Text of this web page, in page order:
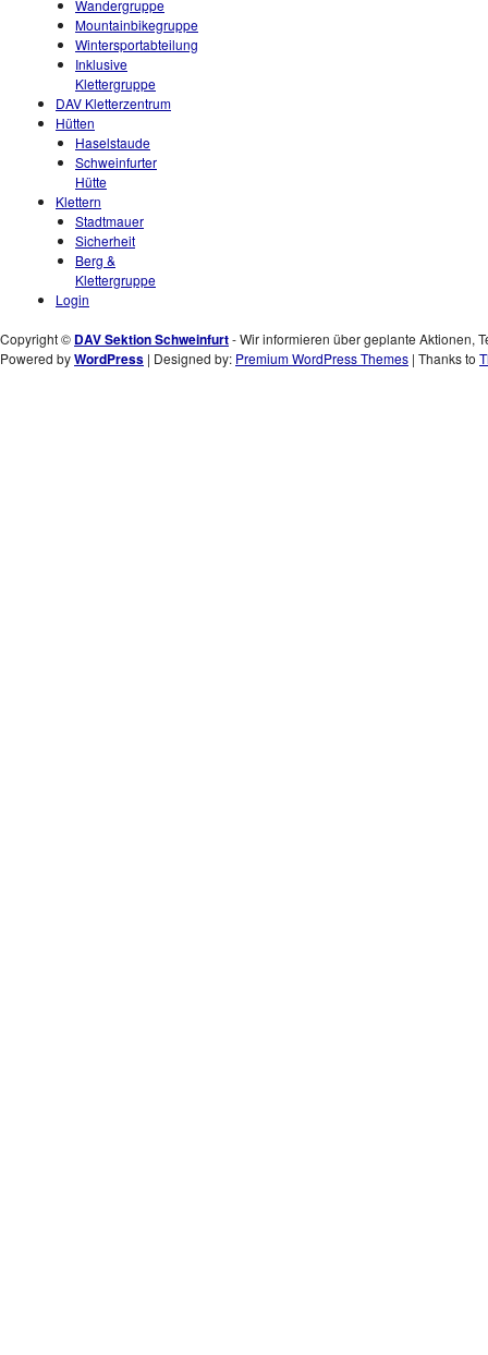
Wandergruppe
Mountainbikegruppe
Wintersportabteilung
Inklusive
Klettergruppe
DAV Kletterzentrum
Hütten
Haselstaude
Schweinfurter
Hütte
Klettern
Stadtmauer
Sicherheit
Berg &
Klettergruppe
Login
Copyright © DAV Sektion Schweinfurt- Wir informieren über geplante Aktionen,
Powered byWordPress | Designed by: Premium WordPress Themes | Thanks to